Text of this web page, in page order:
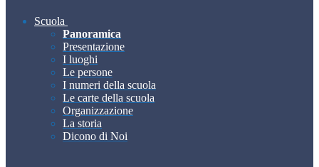
Scuola
Panoramica
Presentazione
I luoghi
Le persone
I numeri della scuola
Le carte della scuola
Organizzazione
La storia
Dicono di Noi